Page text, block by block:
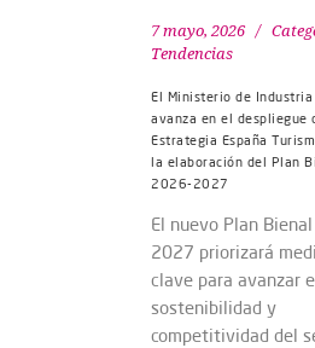
7 mayo, 2026
Tendencias
El Ministerio de
avanza en el despliegue
Estrategia España
la elaboración del Plan
2026-2027
El nuevo Plan
2027 priorizará
clave para avanzar
sostenibilidad y
competitividad del